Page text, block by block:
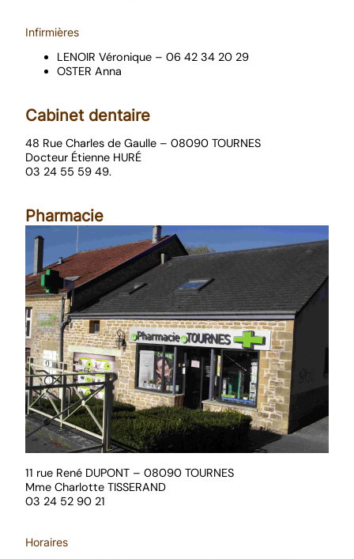
Infirmières
LENOIR Véronique – 06 42 34 20 29
OSTER Anna
Cabinet dentaire
48 Rue Charles de Gaulle – 08090 TOURNES
Docteur Étienne HURÉ
03 24 55 59 49.
Pharmacie
11 rue René DUPONT – 08090 TOURNES
Mme Charlotte TISSERAND
03 24 52 90 21
Horaires